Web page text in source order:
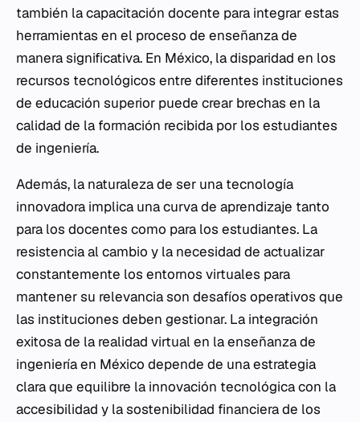
también la capacitación docente para integrar estas
herramientas en el proceso de enseñanza de
manera significativa. En México, la disparidad en los
recursos tecnológicos entre diferentes instituciones
de educación superior puede crear brechas en la
calidad de la formación recibida por los estudiantes
de ingeniería.
Además, la naturaleza de ser una tecnología
innovadora implica una curva de aprendizaje tanto
para los docentes como para los estudiantes. La
resistencia al cambio y la necesidad de actualizar
constantemente los entornos virtuales para
mantener su relevancia son desafíos operativos que
las instituciones deben gestionar. La integración
exitosa de la realidad virtual en la enseñanza de
ingeniería en México depende de una estrategia
clara que equilibre la innovación tecnológica con la
accesibilidad y la sostenibilidad financiera de los